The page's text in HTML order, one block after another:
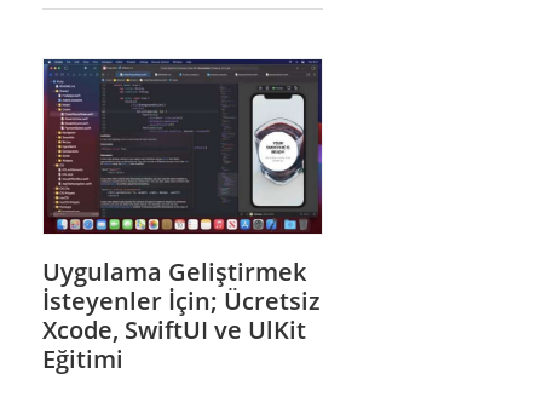
Uygulama Geliştirmek
İsteyenler İçin; Ücretsiz
Xcode, SwiftUI ve UlKit
Eğitimi